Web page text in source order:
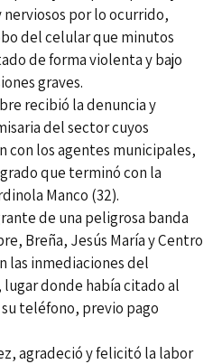
nerviosos por lo ocurrido,
del celular que minutos
de forma violenta y bajo
graves.
recibió la denuncia y
del sector cuyos
con los agentes municipales,
que terminó con la
Manco (32).
de una peligrosa banda
Breña, Jesús María y Centro
las inmediaciones del
donde había citado al
teléfono, previo pago
agradeció y felicitó la labor